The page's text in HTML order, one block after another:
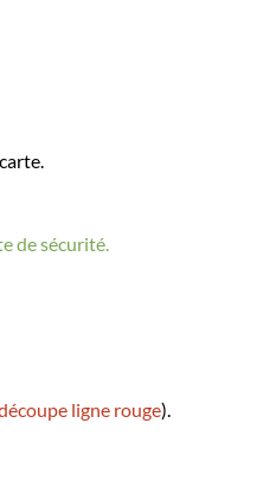
de sécurité.
ligne rouge).